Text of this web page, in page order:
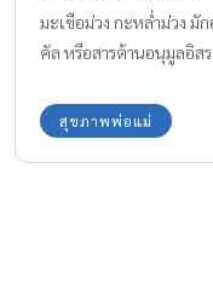
มะเขือม่วง กะหล่ำม่วง
คัล หรือสารต้านอนุมูลอิส
สุขภาพพ่อแม่